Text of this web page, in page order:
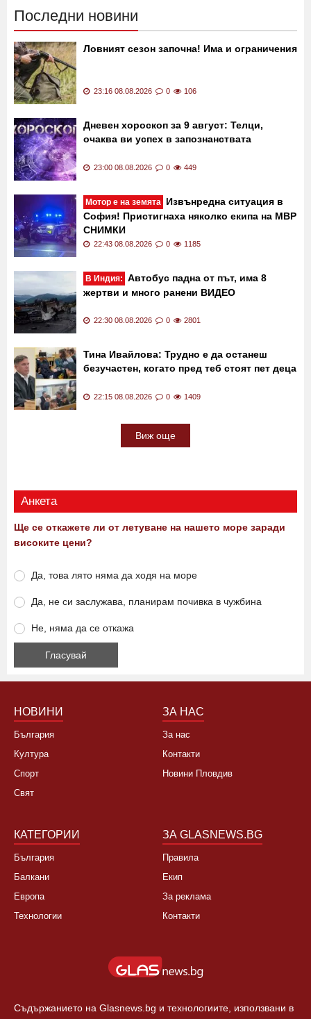
Последни новини
Ловният сезон започна! Има и ограничения
23:16 08.08.2026 0 106
Дневен хороскоп за 9 август: Телци,
очаква ви успех в запознанствата
23:00 08.08.2026 0 449
Мотор е на земята Извънредна ситуация в
София! Пристигнаха няколко екипа на МВР
СНИМКИ
22:43 08.08.2026 0 1185
В Индия: Автобус падна от път, има 8
жертви и много ранени ВИДЕО
22:30 08.08.2026 0 2801
Тина Ивайлова: Трудно е да останеш
безучастен, когато пред теб стоят пет деца
22:15 08.08.2026 0 1409
Виж още
Анкета
Ще се откажете ли от летуване на нашето море заради
високите цени?
Да, това лято няма да ходя на море
Да, не си заслужава, планирам почивка в чужбина
Не, няма да се откажа
НОВИНИ
България
Култура
Спорт
Свят
ЗА НАС
За нас
Контакти
Новини Пловдив
КАТЕГОРИИ
България
Балкани
Европа
Технологии
ЗА GLASNEWS.BG
Правила
Екип
За реклама
Контакти
Съдържанието на Glasnews.bg и технологиите, използвани в